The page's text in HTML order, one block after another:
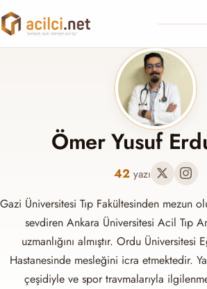
Konular
Ömer Yusuf
42yazı
Gazi Üniversitesi Tıp Fakültesinden mezun
sevdiren Ankara Üniversitesi Acil Tıp
uzmanlığını almıştır. Ordu Üniversitesi
Hastanesinde mesleğini icra etmektedir.
çeşidiyle ve spor travmalarıyla